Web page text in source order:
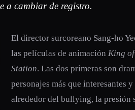
a cambiar de registro.
El director surcoreano Sang-ho
las películas de animación King
Station. Las dos primeras son
personajes más que interesantes
alrededor del bullying, la presión